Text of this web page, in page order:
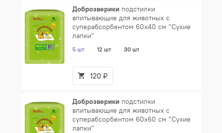
Доброзверики подстилки
впитывающие для животных с
суперабсорбентом 60х40 см "Сухие
лапки"
5 шт 12 шт 30 шт
120 ₽
Доброзверики подстилки
впитывающие для животных с
суперабсорбентом 60х60 см "Сухие
лапки"